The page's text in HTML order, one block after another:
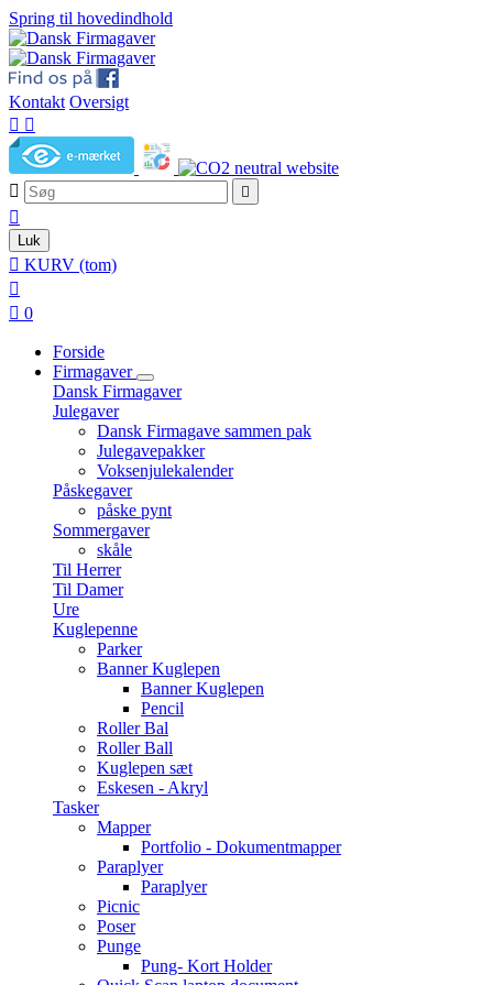
Spring til hovedindhold
Kontakt Oversigt
 
 

Luk
 KURV (tom)

 0
Forside
Firmagaver
Dansk Firmagaver
Julegaver
Dansk Firmagave sammen pak
Julegavepakker
Voksenjulekalender
Påskegaver
påske pynt
Sommergaver
skåle
Til Herrer
Til Damer
Ure
Kuglepenne
Parker
Banner Kuglepen
Banner Kuglepen
Pencil
Roller Bal
Roller Ball
Kuglepen sæt
Eskesen - Akryl
Tasker
Mapper
Portfolio - Dokumentmapper
Paraplyer
Paraplyer
Picnic
Poser
Punge
Pung- Kort Holder